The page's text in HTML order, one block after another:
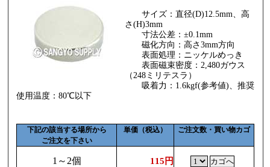
サイズ：直径(D)12.5mm、高
さ(H)3mm
寸法公差：±0.1mm
磁化方向：高さ3mm方向
表面処理：ニッケルめっき
表面磁束密度：2,480ガウス
（248ミリテスラ）
吸着力：1.6kgf(参考値)、推奨
使用温度：80℃以下
下記の該当する場所から
ご注文を下さい
単価（税込） ご注文数・買い物カゴ
1～2個 115円